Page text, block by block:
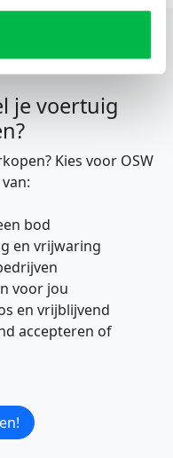
je voertuig
Kies voor OSW
bod
en vrijwaring
voor jou
en vrijblijvend
accepteren of